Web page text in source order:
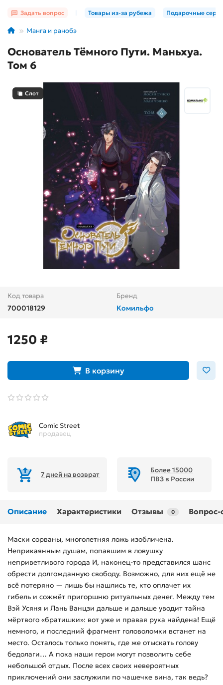
Задать вопрос Товары из-за рубежа Подарочные
Манга и ранобэ
Основатель Тёмного Пути. Маньхуа.
Том 6
Слот
Код товара
700018129
Бренд
Комильфо
1250 ₽
В корзину
Comic Street
продавец
7 дней на возврат
Более 15000
ПВЗ в России
Описание Характеристики Отзывы 0 Вопрос-
Маски сорваны, многолетняя ложь изобличена.
Неприкаянным душам, попавшим в ловушку
неприветливого города И, наконец-то представился шанс
обрести долгожданную свободу. Возможно, для них ещё не
всё потеряно — лишь бы нашлись те, кто оплачет их
гибель и сожжёт пригоршню ритуальных денег. Между тем
Вэй Усяня и Лань Ванцзи дальше и дальше уводит тайна
мёртвого «братишки»: вот уже и правая рука найдена! Ещё
немного, и последний фрагмент головоломки встанет на
место. Осталось только понять, где же отыскать голову
бедолаги… А пока наши герои могут позволить себе
небольшой отдых. После всех своих невероятных
приключений они заслужили по чашечке вина, так ведь?